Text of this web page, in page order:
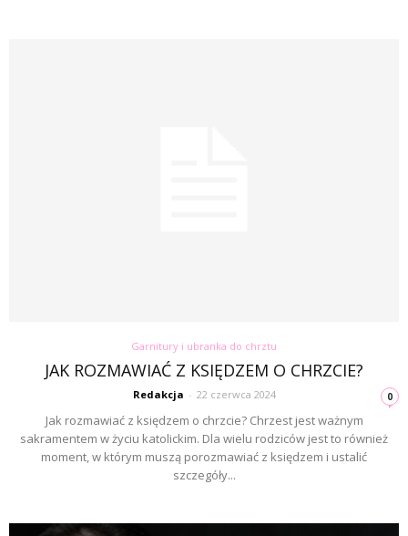
Garnitury i ubranka do chrztu
JAK ROZMAWIAĆ Z KSIĘDZEM O CHRZCIE?
Redakcja - 22 czerwca 2024 0
Jak rozmawiać z księdzem o chrzcie? Chrzest jest ważnym
sakramentem w życiu katolickim. Dla wielu rodziców jest to również
moment, w którym muszą porozmawiać z księdzem i ustalić
szczegóły...